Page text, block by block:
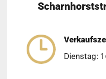
Dienstag: